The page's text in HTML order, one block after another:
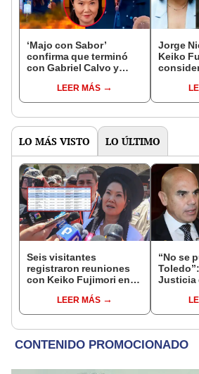
‘Majo con Sabor’
confirma que terminó
con Gabriel Calvo y
motivo de la ruptura:
“No me gustó lo que
Fujimori”
LEER MÁS
Jorge
Keiko
necesita
LO MÁS VISTO LO ÚLTIMO
Seis visitantes
registraron reuniones
con Keiko Fujimori en
presidenta se
encontraba en Junín
LEER MÁS
“No se
Justicia